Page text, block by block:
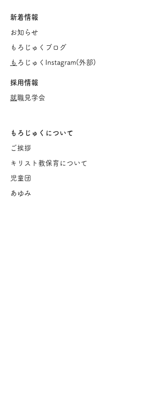
新着情報
お知らせ
もろじゅくブログ
​ もろじゅくInstagram( 外部)
採用情報
​就職見学会
もろじゅくについて
ご挨拶
キリスト教保育について
児童団
あゆみ